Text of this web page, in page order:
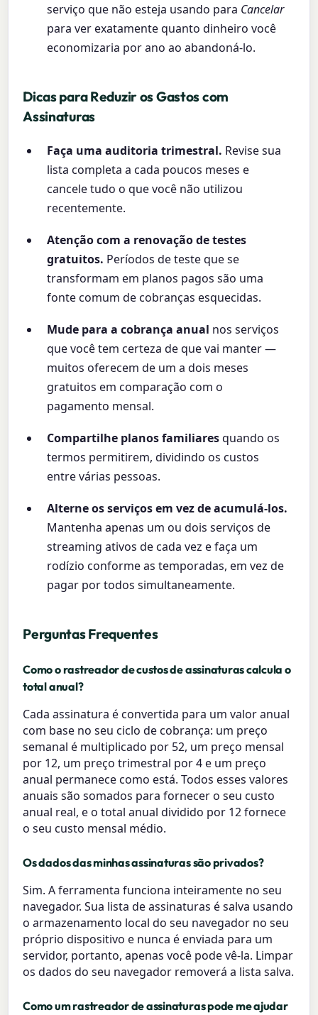
serviço que não esteja usando para Cancelar
para ver exatamente quanto dinheiro você
economizaria por ano ao abandoná-lo.
Dicas para Reduzir os Gastos com
Assinaturas
Faça uma auditoria trimestral. Revise sua
lista completa a cada poucos meses e
cancele tudo o que você não utilizou
recentemente.
Atenção com a renovação de testes
gratuitos. Períodos de teste que se
transformam em planos pagos são uma
fonte comum de cobranças esquecidas.
Mude para a cobrança anual nos serviços
que você tem certeza de que vai manter —
muitos oferecem de um a dois meses
gratuitos em comparação com o
pagamento mensal.
Compartilhe planos familiaresquando os
termos permitirem, dividindo os custos
entre várias pessoas.
Alterne os serviços em vez de acumulá-los.
Mantenha apenas um ou dois serviços de
streaming ativos de cada vez e faça um
rodízio conforme as temporadas, em vez de
pagar por todos simultaneamente.
Perguntas Frequentes
Como o rastreador de custos de assinaturas calcula o
total anual?
Cada assinatura é convertida para um valor anual
com base no seu ciclo de cobrança: um preço
semanal é multiplicado por 52, um preço mensal
por 12, um preço trimestral por 4 e um preço
anual permanece como está. Todos esses valores
anuais são somados para fornecer o seu custo
anual real, e o total anual dividido por 12 fornece
o seu custo mensal médio.
Os dados das minhas assinaturas são privados?
Sim. A ferramenta funciona inteiramente no seu
navegador. Sua lista de assinaturas é salva usando
o armazenamento local do seu navegador no seu
próprio dispositivo e nunca é enviada para um
servidor, portanto, apenas você pode vê-la. Limpar
os dados do seu navegador removerá a lista salva.
Como um rastreador de assinaturas pode me ajudar